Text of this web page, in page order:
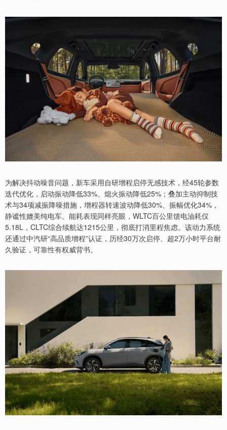
为解决抖动噪音问题，新车采用自研增程启停无感技术，经45轮参数
迭代优化，启动振动降低33%、熄火振动降低25%；叠加主动抑制技
术与34项减振降噪措施，增程器转速波动降低30%、振幅优化34%，
静谧性媲美纯电车。能耗表现同样亮眼，WLTC百公里馈电油耗仅
5.18L，CLTC综合续航达1215公里，彻底打消里程焦虑。该动力系统
还通过中汽研“高品质增程”认证，历经30万次启停、超2万小时平台耐
久验证，可靠性有权威背书。